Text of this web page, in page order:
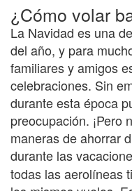
¿Cómo volar
La Navidad es una
del año, y para
familiares y amigos
celebraciones. Sin
durante esta época
preocupación. ¡Pero
maneras de ahorrar
durante las
todas las aerolíneas